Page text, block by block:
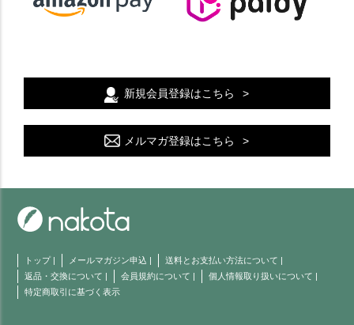
新規会員登録はこちら
メルマガ登録はこちら
トップ| メールマガジン申込 | 送料とお支払い方法について |
返品・交換について | 会員規約について | 個人情報取り扱いについて |
特定商取引に基づく表示